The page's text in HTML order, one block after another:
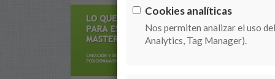
Cookies analíticas
Nos permiten analizar el uso
Analytics, Tag Manager).